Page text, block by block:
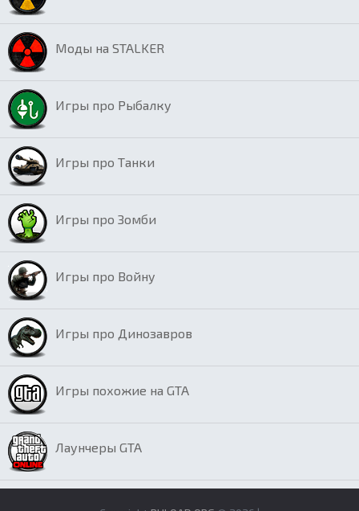
Моды на STALKER
Игры про Рыбалку
Игры про Танки
Игры про Зомби
Игры про Войну
Игры про Динозавров
Игры похожие на GTA
Лаунчеры GTA